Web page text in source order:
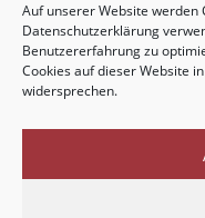
Auf unserer Website werden
Datenschutzerklärung
Benutzererfahrung zu
Cookies auf dieser Website
widersprechen.
© 2024 LEGALIS